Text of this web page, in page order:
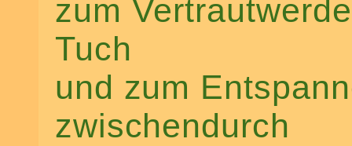
zum
Tuch
und zum
zwischendurch